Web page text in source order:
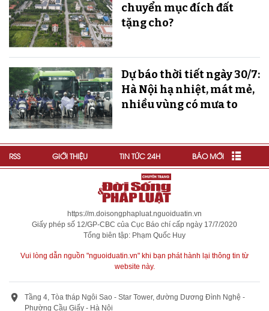
chuyển mục đích đất
tặng cho?
Dự báo thời tiết ngày 30/7:
Hà Nội hạ nhiệt, mát mẻ,
nhiều vùng có mưa to
RSS GIỚI THIỆU TIN TỨC 24H BÁO MỚI
https://m.doisongphapluat.nguoiduatin.vn
Giấy phép số 12/GP-CBC của Cục Báo chí cấp ngày 17/7/2020
Tổng biên tập: Phạm Quốc Huy
Vui lòng dẫn nguồn "nguoiduatin.vn" khi bạn phát hành lại thông tin từ
website này.
Tầng 4, Tòa tháp Ngôi Sao - Star Tower, đường Dương Đình Nghệ -
Phường Cầu Giấy - Hà Nội